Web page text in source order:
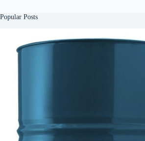
Popular Posts